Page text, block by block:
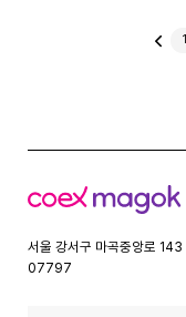
이
1
코
스
서울 강서구 마곡중앙로 143
07797